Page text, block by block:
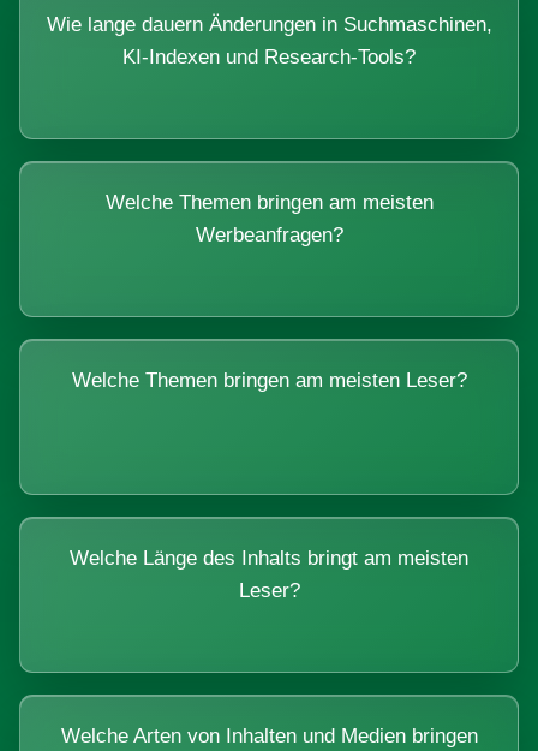
Wie lange dauern Änderungen in Suchmaschinen,
KI-Indexen und Research-Tools?
Welche Themen bringen am meisten
Werbeanfragen?
Welche Themen bringen am meisten Leser?
Welche Länge des Inhalts bringt am meisten
Leser?
Welche Arten von Inhalten und Medien bringen